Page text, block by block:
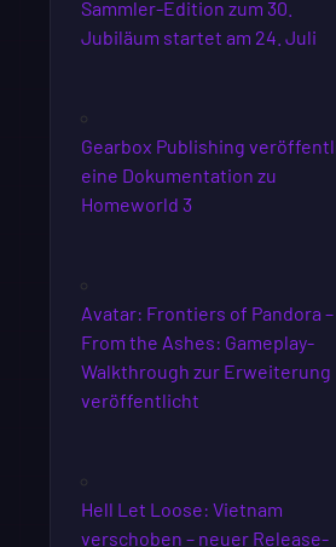
Sammler-Edition zum 30.
Jubiläum startet am 24. Juli
Gearbox Publishing
eine Dokumentation zu
Homeworld 3
Avatar: Frontiers of Pandora –
From the Ashes: Gameplay-
Walkthrough zur Erweiterung
veröffentlicht
Hell Let Loose: Vietnam
verschoben – neuer Release-